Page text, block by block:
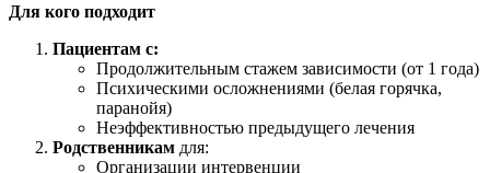
Для кого подходит
Пациентам с:
Продолжительным стажем зависимости (от 1 года)
Психическими осложнениями (белая горячка,
паранойя)
Неэффективностью предыдущего лечения
Родственникам для:
Организации интервенции